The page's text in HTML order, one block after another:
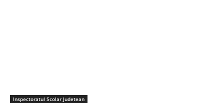
Inspectoratul Scolar Judetean